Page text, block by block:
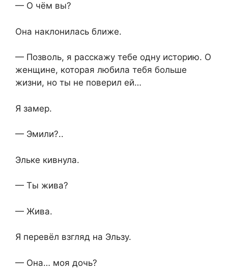
— О чём вы?
Она наклонилась ближе.
— Позволь, я расскажу тебе одну историю. О
женщине, которая любила тебя больше
жизни, но ты не поверил ей…
Я замер.
— Эмили?..
Эльке кивнула.
— Ты жива?
— Жива.
Я перевёл взгляд на Эльзу.
— Она… моя дочь?